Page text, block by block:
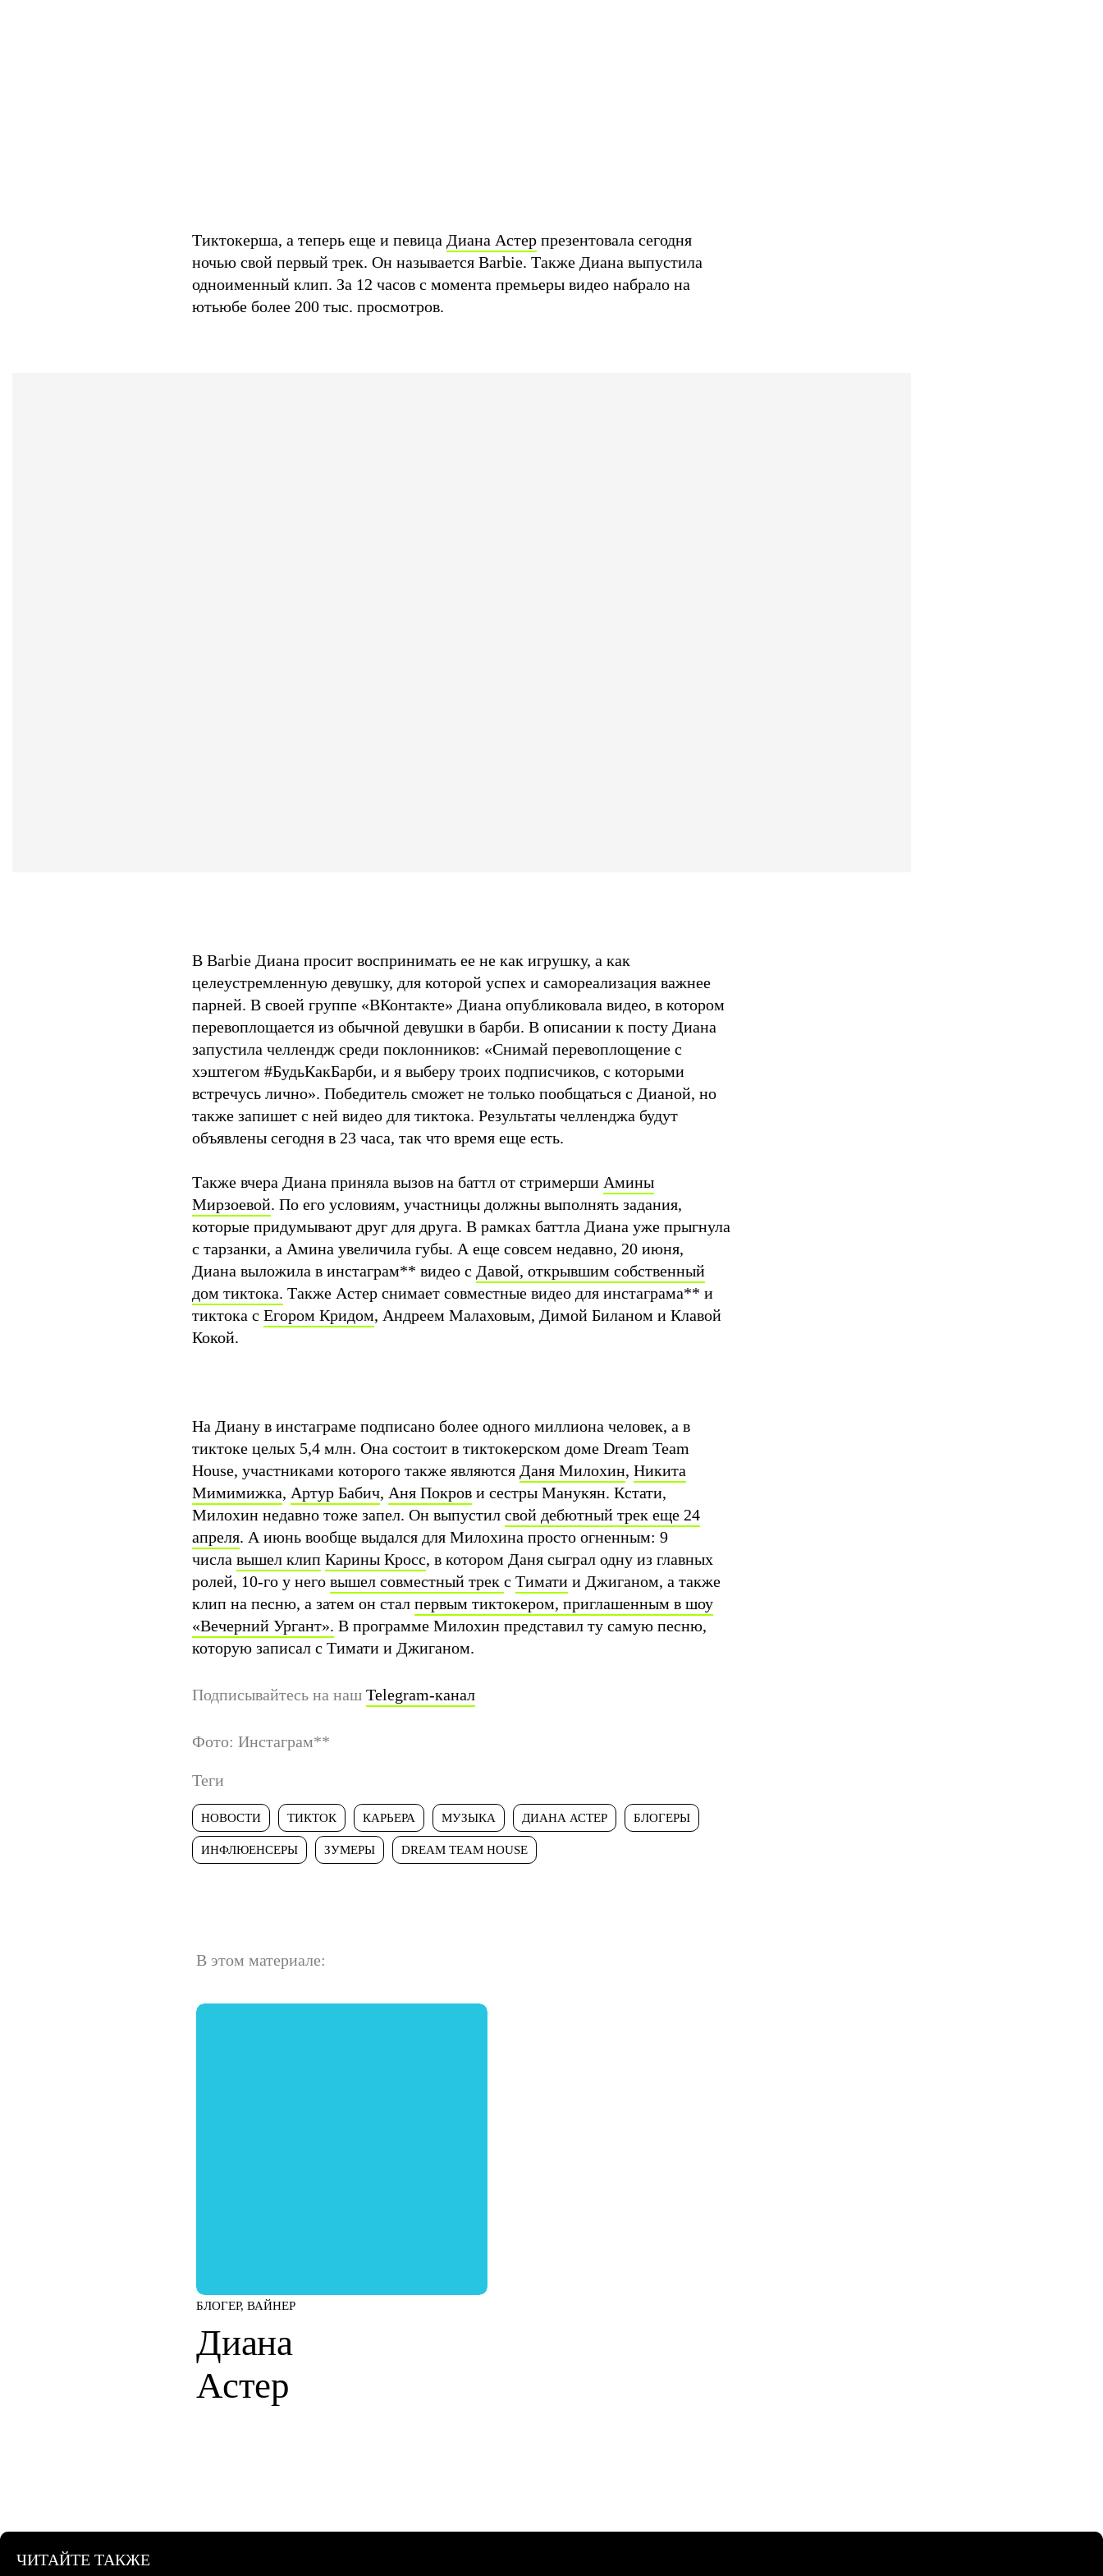
Тиктокерша, а теперь еще и певица Диана Астер презентовала сегодня
ночью свой первый трек. Он называется Barbie. Также Диана выпустила
одноименный клип. За 12 часов с момента премьеры видео набрало на
ютьюбе более 200 тыс. просмотров.
В Barbie Диана просит воспринимать ее не как игрушку, а как
целеустремленную девушку, для которой успех и самореализация важнее
парней. В своей группе «ВКонтакте» Диана опубликовала видео, в котором
перевоплощается из обычной девушки в барби. В описании к посту Диана
запустила челлендж среди поклонников: «Снимай перевоплощение с
хэштегом #БудьКакБарби, и я выберу троих подписчиков, с которыми
встречусь лично». Победитель сможет не только пообщаться с Дианой, но
также запишет с ней видео для тиктока. Результаты челленджа будут
объявлены сегодня в 23 часа, так что время еще есть.
Также вчера Диана приняла вызов на баттл от стримерши Амины
Мирзоевой. По его условиям, участницы должны выполнять задания,
которые придумывают друг для друга. В рамках баттла Диана уже прыгнула
с тарзанки, а Амина увеличила губы. А еще совсем недавно, 20 июня,
Диана выложила в инстаграм** видео с Давой, открывшим собственный
дом тиктока. Также Астер снимает совместные видео для инстаграма** и
тиктока с Егором Кридом, Андреем Малаховым, Димой Биланом и Клавой
Кокой.
На Диану в инстаграме подписано более одного миллиона человек, а в
тиктоке целых 5,4 млн. Она состоит в тиктокерском доме Dream Team
House, участниками которого также являются Даня Милохин, Никита
Мимимижка, Артур Бабич, Аня Покров и сестры Манукян. Кстати,
Милохин недавно тоже запел. Он выпустил свой дебютный трек еще 24
апреля. А июнь вообще выдался для Милохина просто огненным: 9
числа вышел клип Карины Кросс, в котором Даня сыграл одну из главных
ролей, 10-го у него вышел совместный трек с Тимати и Джиганом, а также
клип на песню, а затем он стал первым тиктокером, приглашенным в шоу
«Вечерний Ургант». В программе Милохин представил ту самую песню,
которую записал с Тимати и Джиганом.
Подписывайтесь на наш Telegram-канал
Фото: Инстаграм**
Теги
НОВОСТИ ТИКТОК КАРЬЕРА МУЗЫКА ДИАНА АСТЕР БЛОГЕРЫ
ИНФЛЮЕНСЕРЫ ЗУМЕРЫ DREAM TEAM HOUSE
В этом материале:
БЛОГЕР, ВАЙНЕР
Диана
Астер
ЧИТАЙТЕ ТАКЖЕ